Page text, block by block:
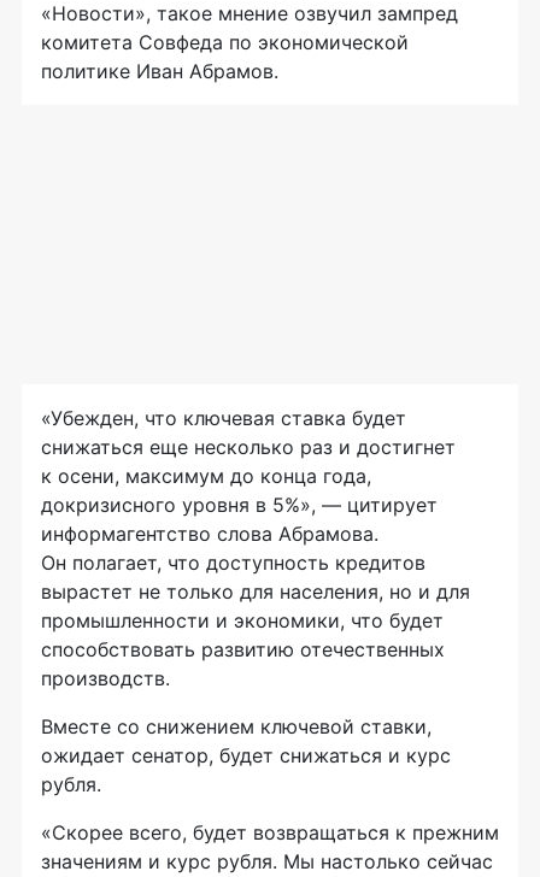
«Новости», такое мнение озвучил зампред
комитета Совфеда по экономической
политике Иван Абрамов.
«Убежден, что ключевая ставка будет
снижаться еще несколько раз и достигнет
к осени, максимум до конца года,
докризисного уровня в 5%», — цитирует
информагентство слова Абрамова.
Он полагает, что доступность кредитов
вырастет не только для населения, но и для
промышленности и экономики, что будет
способствовать развитию отечественных
производств.
Вместе со снижением ключевой ставки,
ожидает сенатор, будет снижаться и курс
рубля.
«Скорее всего, будет возвращаться к прежним
значениям и курс рубля. Мы настолько сейчас